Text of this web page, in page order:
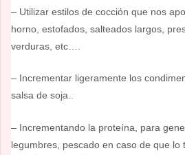
– Utilizar estilos de cocción que nos
horno, estofados, salteados largos,
verduras, etc….
– Incrementar ligeramente los
salsa de soja..
– Incrementando la proteína, para
legumbres, pescado en caso de que lo